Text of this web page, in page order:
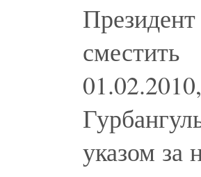
указом за